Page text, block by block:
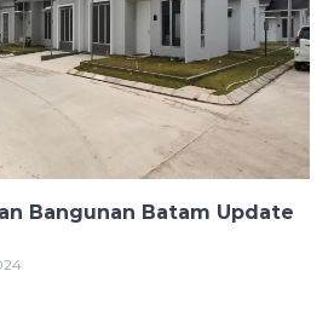
Bangunan Batam Update